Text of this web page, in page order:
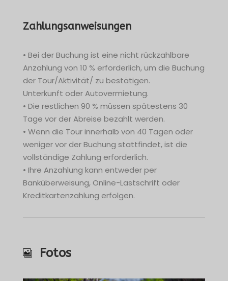
Zahlungsanweisungen
• Bei der Buchung ist eine nicht rückzahlbare
Anzahlung von 10 % erforderlich, um die Buchung
der Tour/Aktivität/ zu bestätigen.
Unterkunft oder Autovermietung.
• Die restlichen 90 % müssen spätestens 30
Tage vor der Abreise bezahlt werden.
• Wenn die Tour innerhalb von 40 Tagen oder
weniger vor der Buchung stattfindet, ist die
vollständige Zahlung erforderlich.
• Ihre Anzahlung kann entweder per
Banküberweisung, Online-Lastschrift oder
Kreditkartenzahlung erfolgen.
Fotos